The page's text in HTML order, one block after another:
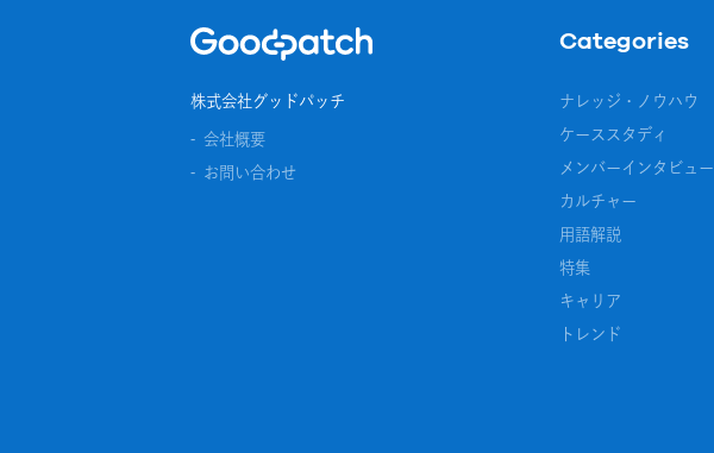
株式会社グッドパッチ
会社概要
お問い合わせ
Categories
ナレッジ・ノウハウ
ケーススタディ
メンバーインタビュー
カルチャー
用語解説
特集
キャリア
トレンド